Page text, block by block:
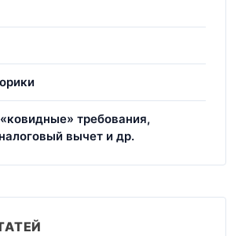
требования,
вычет и др.